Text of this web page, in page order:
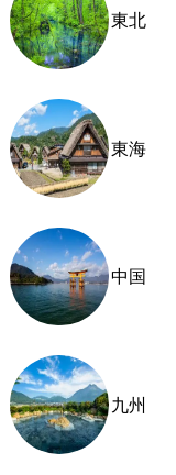
東北
東海
中国
九州